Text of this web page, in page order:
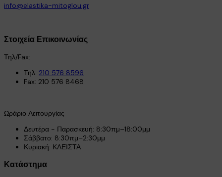
info@elastika-mitoglou.gr
Στοιχεία Επικοινωνίας
Τηλ/Fax:
Τηλ: 210 576 8596
Fax: 210 576 8468
Ωράριο Λειτουργίας
Δευτέρα - Παρασκευή: 8:30πμ–18:00μμ
Σάββατο: 8:30πμ–2:30μμ
Κυριακή: ΚΛΕΙΣΤΑ
Κατάστημα